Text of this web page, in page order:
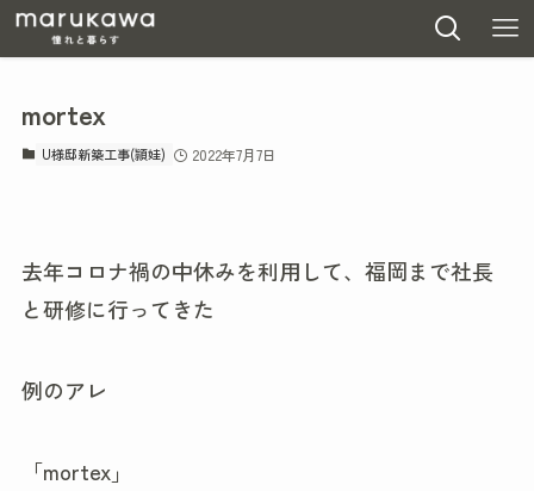
mortex
U様邸新築工事(頴娃) 2022年7月7日
去年コロナ禍の中休みを利用して、福岡まで社長
と研修に行ってきた
例のアレ
「mortex」